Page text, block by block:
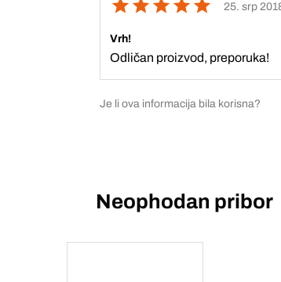
25. srp
Vrh!
Odličan proizvod, preporuka!
Je li ova informacija bila korisna?
Neophodan pribor